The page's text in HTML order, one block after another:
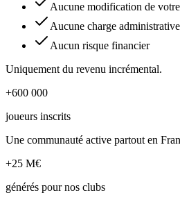
Aucune modification de
Aucune charge
Aucun risque financier
Uniquement du revenu incrémental.
+600 000
joueurs inscrits
Une communauté active partout en
+25 M€
générés pour nos clubs